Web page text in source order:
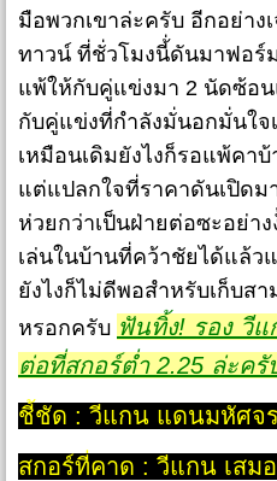
มือพวกเขาล่ะครับ อีกอย่า
ทาวน์ ที่ชั่วโมงนี้่ดันมาฟอร์
แพ้ให้กับคู่แข่งมา 2 นัดซ้อ
กับคู่แข่งที่กำลังมั่นอกมั่นใจ
เหมือนเดิมยังไงก็รอแพ้คา
แต่แปลกใจที่ราคาดันเปิด
ห่วยกว่าเป็นฝ่ายต่อซะอย่าง
เล่นในบ้านที่คว้าชัยได้แล้ว
ยังไงก็ไม่ดีพอสำหรับเก็บส
หรอกครับ ฟันทิ้ง! รอง วี
ต่อที่สกอร์ต่ำ 2.25 ล่ะครั
ชี้ชัด : วีแกน แดนมหัศจ
สกอร์ที่คาด : วีแกน เสม